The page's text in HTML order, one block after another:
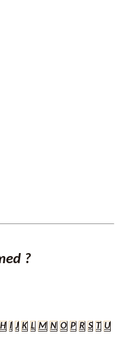
?
H I J K L M N O P R S T U